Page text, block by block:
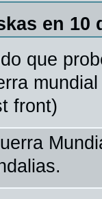
en 10
que
front)